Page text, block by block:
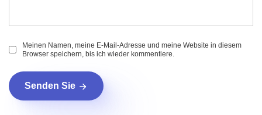
Meinen Namen, meine E-Mail-Adresse und meine Website in diesem
Browser speichern, bis ich wieder kommentiere.
Senden Sie